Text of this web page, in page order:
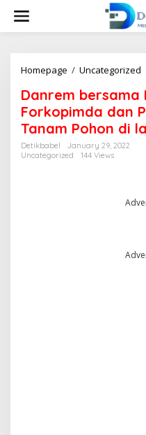
i
Homepage / Uncategorized
n
r
m
Danrem bersama
Forkopimda dan
Tanam Pohon di
Detikbabel
January 29, 2022
Uncategorized
144 Views